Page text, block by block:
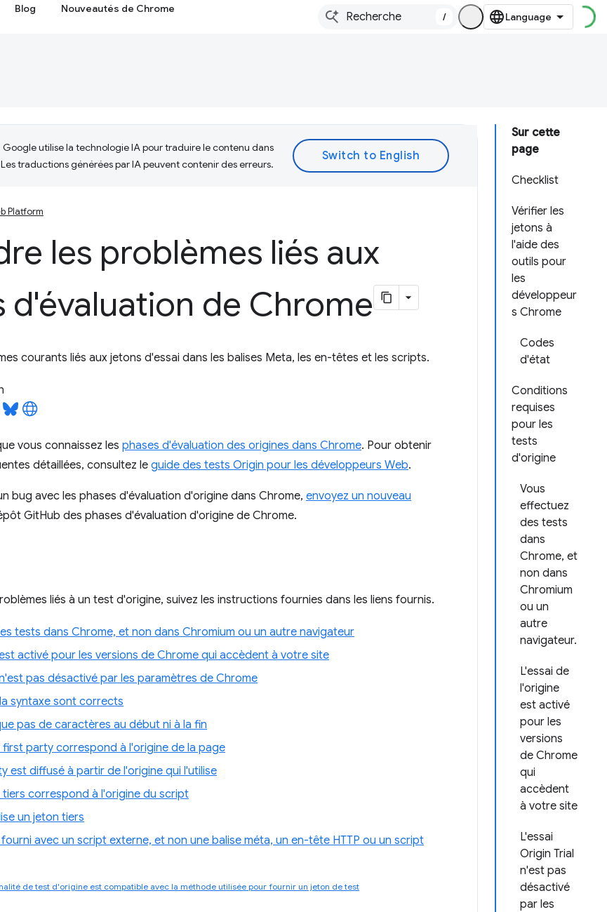
Blog Nouveautés de Chrome
/
Sur cette
page
Checklist
Vérifier les
jetons à
l'aide des
outils pour
les
développeur
s Chrome
Codes
d'état
Conditions
requises
pour les
tests
d'origine
Vous
effectuez
des tests
dans
Chrome, et
non dans
Chromium
ou un
autre
navigateur.
L'essai de
l'origine
est activé
pour les
versions
de Chrome
qui
accèdent
à votre site
L'essai
Origin Trial
n'est pas
désactivé
par les
Google utilise la technologie IA pour traduire le contenu dans
traductions générées par IA peuvent contenir des erreurs.
Platform
les problèmes liés aux
d'évaluation de Chrome
courants liés aux jetons d'essai dans les balises Meta, les en-têtes et les scripts.
vous connaissez les phases d'évaluation des origines dans Chrome. Pour obtenir
détaillées, consultez le guide des tests Origin pour les développeurs Web.
bug avec les phases d'évaluation d'origine dans Chrome, envoyez un nouveau
GitHub des phases d'évaluation d'origine de Chrome.
liés à un test d'origine, suivez les instructions fournies dans les liens fournis.
tests dans Chrome, et non dans Chromium ou un autre navigateur
activé pour les versions de Chrome qui accèdent à votre site
pas désactivé par les paramètres de Chrome
syntaxe sont corrects
pas de caractères au début ni à la fin
first party correspond à l'origine de la page
est diffusé à partir de l'origine qui l'utilise
tiers correspond à l'origine du script
un jeton tiers
avec un script externe, et non une balise méta, un en-tête HTTP ou un script
de test d'origine est compatible avec la méthode utilisée pour fournir un jeton de test